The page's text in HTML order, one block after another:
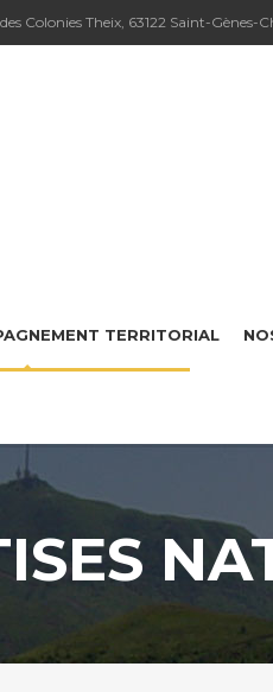
des Colonies Theix, 63122 Saint-Gènes-
TERRITORIAL